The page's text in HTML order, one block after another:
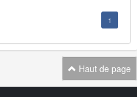
1
Haut de page